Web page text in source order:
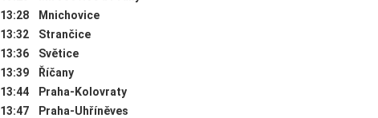
13:28 Mnichovice
13:32 Strančice
13:36 Světice
13:39 Říčany
13:44 Praha-Kolovraty
13:47 Praha-Uhříněves